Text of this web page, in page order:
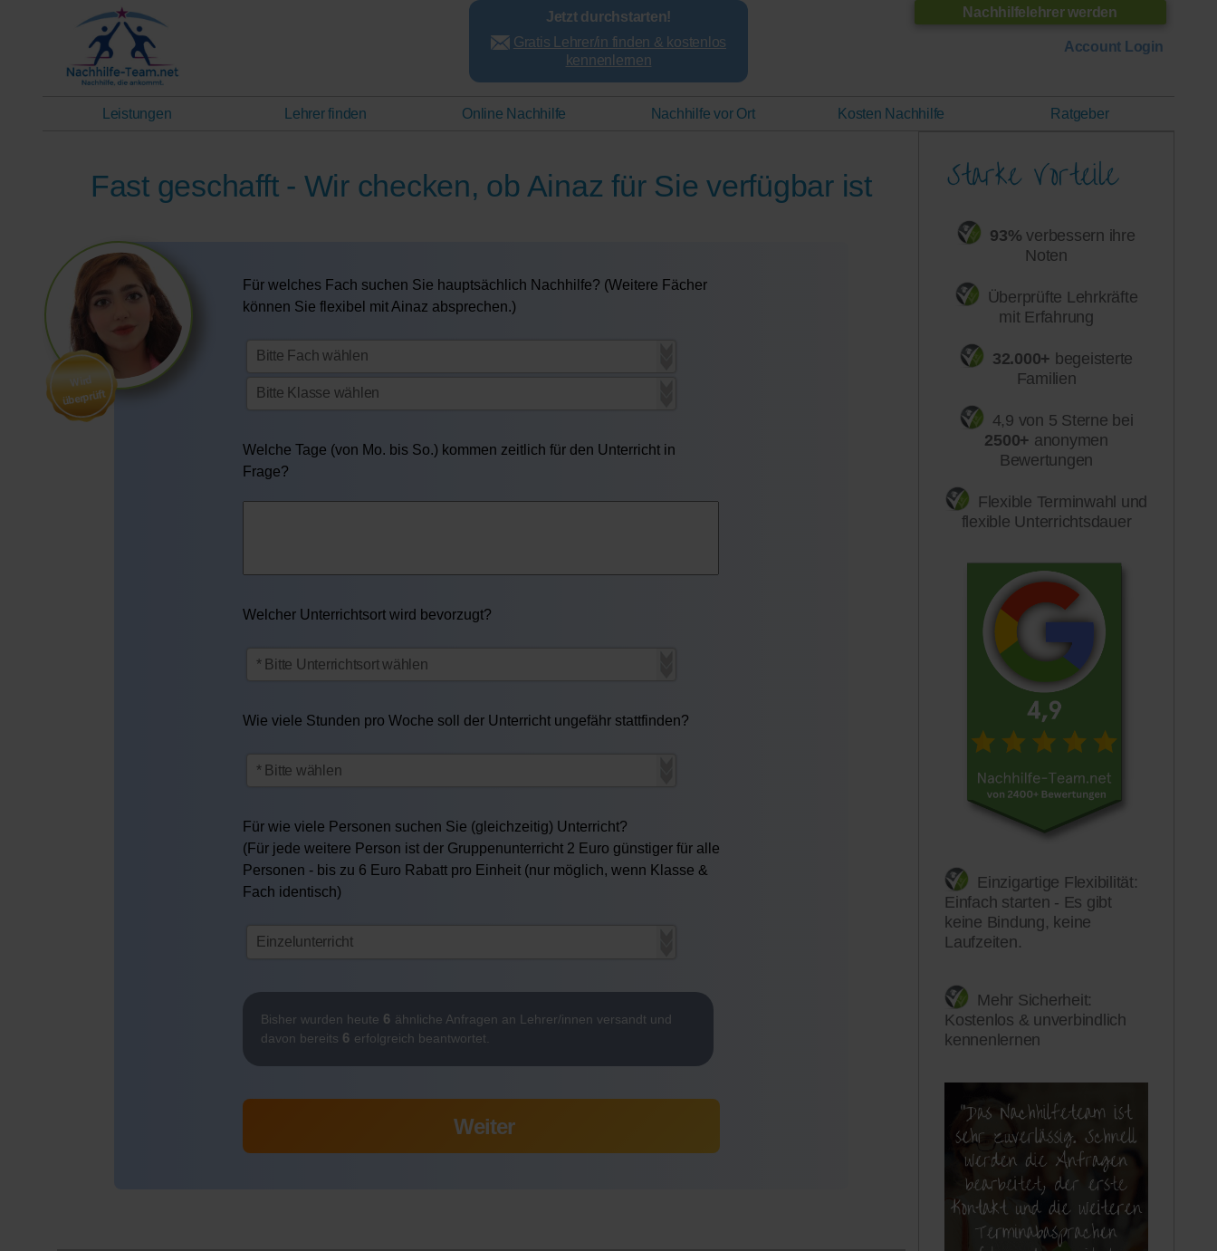
Nachhilfelehrer werden
Account Login
Jetzt durchstarten!
Gratis Lehrer/in finden & kostenlos
kennenlernen
Leistungen Lehrer finden Online Nachhilfe Nachhilfe vor Ort Kosten Nachhilfe Ratgeber
93% verbessern ihre
Noten
Überprüfte Lehrkräfte
mit Erfahrung
32.000+ begeisterte
Familien
4,9 von 5 Sterne bei
2500+ anonymen
Bewertungen
Flexible Terminwahl und
flexible Unterrichtsdauer
Einzigartige Flexibilität:
Einfach starten - Es gibt
keine Bindung, keine
Laufzeiten.
Mehr Sicherheit:
Kostenlos & unverbindlich
kennenlernen
Wird
überprüft
Fast geschafft - Wir checken, ob Ainaz für Sie verfügbar ist
Für welches Fach suchen Sie hauptsächlich Nachhilfe? (Weitere Fächer
können Sie flexibel mit Ainaz absprechen.)
Welche Tage (von Mo. bis So.) kommen zeitlich für den Unterricht in
Frage?
Welcher Unterrichtsort wird bevorzugt?
Wie viele Stunden pro Woche soll der Unterricht ungefähr stattfinden?
Für wie viele Personen suchen Sie (gleichzeitig) Unterricht?
(Für jede weitere Person ist der Gruppenunterricht 2 Euro günstiger für alle
Personen - bis zu 6 Euro Rabatt pro Einheit (nur möglich, wenn Klasse &
Fach identisch)
Bisher wurden heute 6 ähnliche Anfragen an Lehrer/innen versandt und
davon bereits 6 erfolgreich beantwortet.